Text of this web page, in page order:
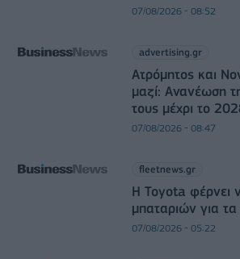
07/08/2026 - 08:52
advertising.gr
Ατρόμητος και
μαζί: Ανανέωση
τους μέχρι το
07/08/2026 - 08:47
fleetnews.gr
Η Toyota φέρνει
μπαταριών για τα
07/08/2026 - 05:22